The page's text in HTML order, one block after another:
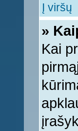
Į viršų
»
Kai